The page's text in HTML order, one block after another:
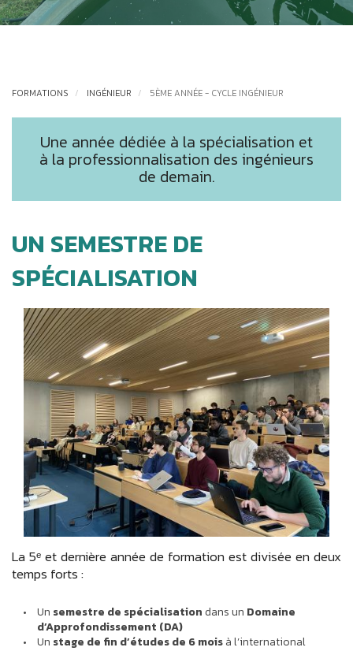
FORMATIONS INGÉNIEUR 5ÈME ANNÉE - CYCLE INGÉNIEUR
Une année dédiée à la spécialisation et
à la professionnalisation des ingénieurs
de demain.
UN SEMESTRE DE
SPÉCIALISATION
La 5ᵉ et dernière année de formation est divisée en deux
temps forts :
Un semestre de spécialisationdans un Domaine
d’Approfondissement (DA)
Un stage de fin d’études de 6 moisà l’international